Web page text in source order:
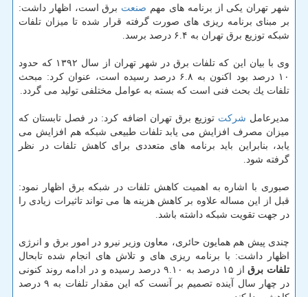
شهر تهران یكی از برنامه های مهم صنعت برق است، اظهار داشت:
بر مبنای برنامه ریزی های صورت گرفته قرار شده تا میزان تلفات
شبكه توزیع برق تهران به ۶.۴ درصد برسد.
وی با بیان این كه تلفات برق در شهر تهران از سال ۱۳۹۲ كه حدود
۱۰ درصد بود اكنون به ۶.۸ درصد رسیده است، عنوان كرد: مبحث
تلفات یك بحث فنی است كه بسته به عوامل مختلفی تولید می گردد.
مدیرعامل شركت توزیع برق تهران اضافه كرد: در فصل تابستان كه
میزان مصرف افزایش می یابد تلفات طبیعی شبكه هم افزایش می
یابد، بنابراین باید برنامه های متعددی برای كاهش تلفات در نظر
گرفته شود.
صبوری با اشاره به اهمیت كاهش تلفات در شبكه برق اظهار نمود:
قبل از این مساله علاوه بر كاهش هزینه ها می تواند تاثیرات زیادی را
در جهت تقویت شبكه داشته باشد.
چندی پیش هم همایون حائری، معاون وزیر نیرو در امور برق و انرژی
اظهار داشت: با برنامه ریزی های و تلاش های انجام شده تابحال
تلفات برق
از ۱۵ درصد به ۹.۱۰ درصد رسیده و در ادامه روند كنونی
در چهار سال آینده تصمیم بر آنست كه این مقدار تلفات به ۹ درصد